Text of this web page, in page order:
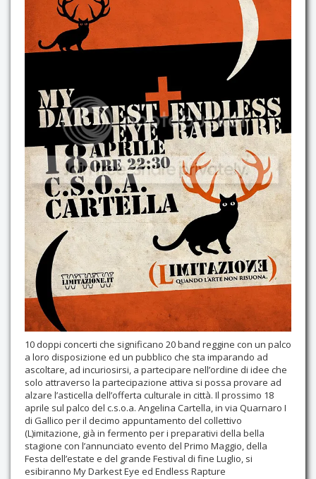
Contatti
10 doppi concerti che significano 20 band reggine con un palco
a loro disposizione ed un pubblico che sta imparando ad
ascoltare, ad incuriosirsi, a partecipare nell’ordine di idee che
solo attraverso la partecipazione attiva si possa provare ad
alzare l’asticella dell’offerta culturale in città. Il prossimo 18
aprile sul palco del c.s.o.a. Angelina Cartella, in via Quarnaro I
di Gallico per il decimo appuntamento del collettivo
(L)imitazione, già in fermento per i preparativi della bella
stagione con l’annunciato evento del Primo Maggio, della
Festa dell’estate e del grande Festival di fine Luglio, si
esibiranno My Darkest Eye ed Endless Rapture